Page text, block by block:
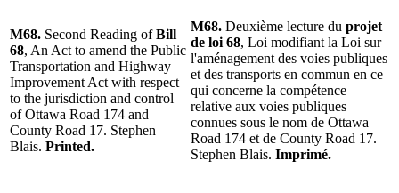
M68. Second Reading ofBill
68, An Act to amend the Public
Transportation and Highway
Improvement Act with respect
to the jurisdiction and control
of Ottawa Road 174 and
County Road 17. Stephen
Blais. Printed.
M68. Deuxième lecture du projet
de loi 68, Loi modifiant la Loi sur
l'aménagement des voies publiques
et des transports en commun en ce
qui concerne la compétence
relative aux voies publiques
connues sous le nom de Ottawa
Road 174 et de County Road 17.
Stephen Blais. Imprimé.